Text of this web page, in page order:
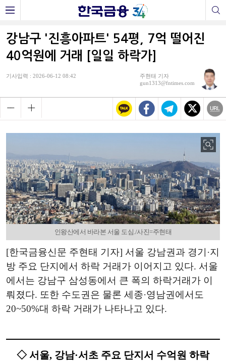
강남구 '진흥아파트' 54평, 7억 떨어진
40억원에 거래 [일일 하락가]
기사입력 : 2026-06-12 08:42
주현태 기자
gun1313@fntimes.com
인왕산에서 바라본 서울 도심./사진=주현태
[한국금융신문 주현태 기자] 서울 강남권과 경기·지
방 주요 단지에서 하락 거래가 이어지고 있다. 서울
에서는 강남구 삼성동에서 큰 폭의 하락거래가 이
뤄졌다. 또한 수도권은 물론 세종·영남권에서도
20~50%대 하락 거래가 나타나고 있다.
◇ 서울, 강남·서초 주요 단지서 수억원 하락